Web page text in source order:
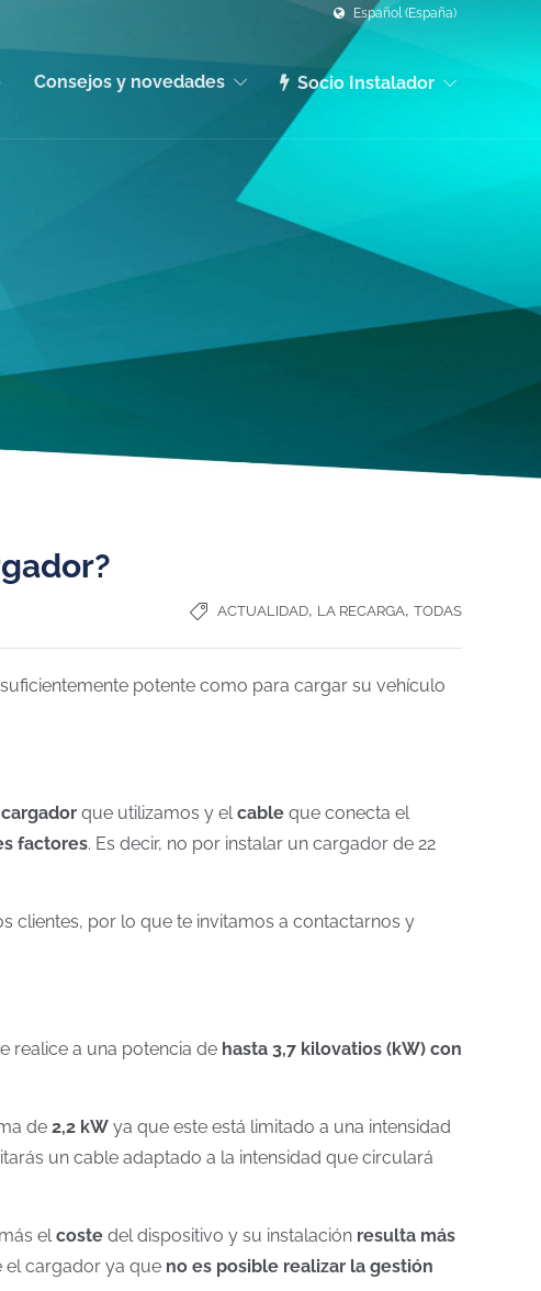
Español (España)
Consejos y novedades Socio Instalador
ACTUALIDAD, LA RECARGA, TODAS
potente como para cargar su vehículo
cargador que utilizamos y elcable que conecta el
factores. Es decir, no por instalar un cargador de 22
clientes, por lo que te invitamos a contactarnos y
realice a una potencia de hasta 3,7 kilovatios (kW) con
de 2,2 kW ya que este está limitado a una intensidad
un cable adaptado a la intensidad que circulará
elcoste del dispositivo y su instalación resulta más
el cargador ya que no es posible realizar la gestión